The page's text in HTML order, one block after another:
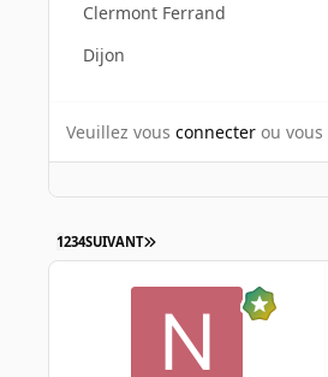
Clermont Ferrand
Dijon
Veuillez vous connecter ou vous
1234SUIVANT